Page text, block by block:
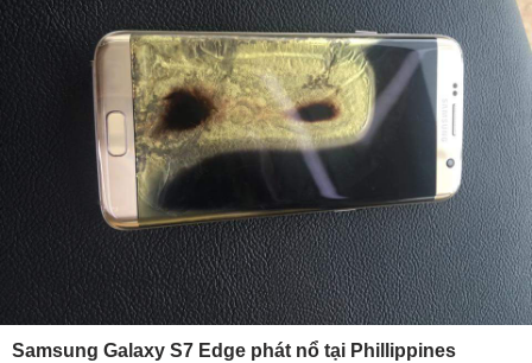
Samsung Galaxy S7 Edge phát nổ tại Phillippines